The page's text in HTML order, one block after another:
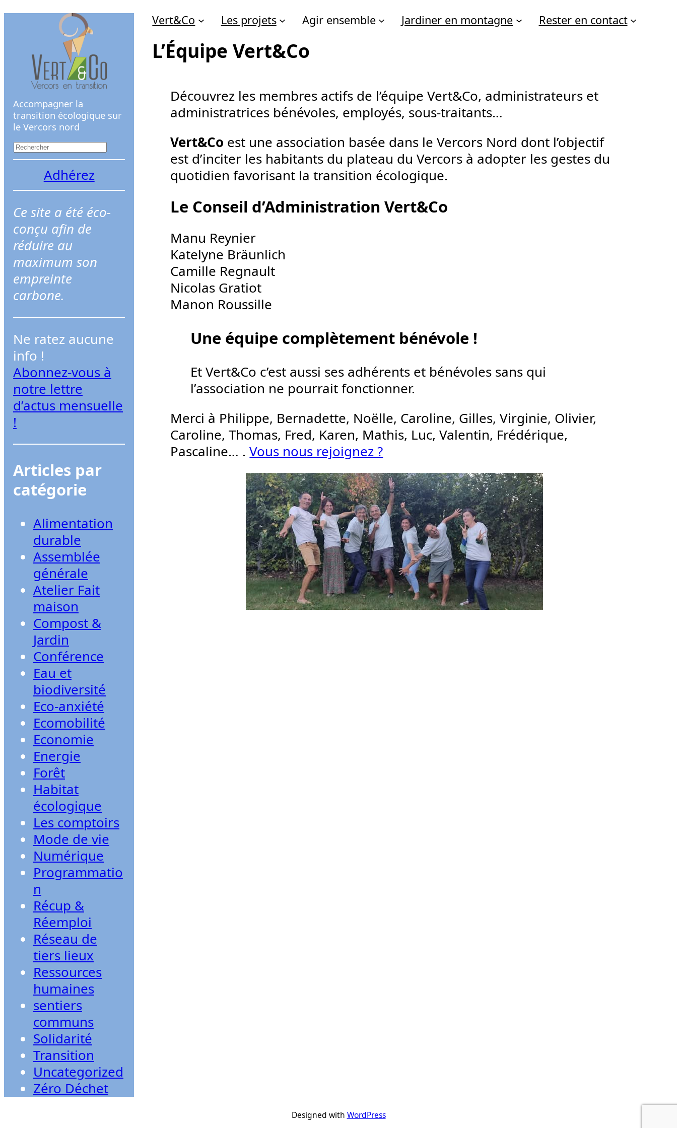
Aller
Accompagner la
transition écologique sur
le Vercors nord
R
e
e
r
c
h
e
r
Adhérez
Ce site a été éco-
conçu afin de
réduire au
maximum son
empreinte
carbone.
Ne ratez aucune
info !
Abonnez-vous à
notre lettre
d’actus mensuelle
!
Articles par
catégorie
Alimentation
durable
Assemblée
générale
Atelier Fait
maison
Compost &
Jardin
Conférence
Eau et
biodiversité
Eco-anxiété
Ecomobilité
Economie
Energie
Forêt
Habitat
écologique
Les comptoirs
Mode de vie
Numérique
Programmatio
n
Récup &
Réemploi
Réseau de
tiers lieux
Ressources
humaines
sentiers
communs
Solidarité
Transition
Uncategorized
Zéro Déchet
Vert&Co Les projets Agir ensemble Jardiner en montagne Rester en contact
L’Équipe Vert&Co
Découvrez les membres actifs de l’équipe Vert&Co, administrateurs et
administratrices bénévoles, employés, sous-traitants…
Vert&Co est une association basée dans le Vercors Nord dont l’objectif
est d’inciter les habitants du plateau du Vercors à adopter les gestes du
quotidien favorisant la transition écologique.
Le Conseil d’Administration Vert&Co
Manu Reynier
Katelyne Bräunlich
Camille Regnault
Nicolas Gratiot
Manon Roussille
Une équipe complètement bénévole !
Et Vert&Co c’est aussi ses adhérents et bénévoles sans qui
l’association ne pourrait fonctionner.
Merci à Philippe, Bernadette, Noëlle, Caroline, Gilles, Virginie, Olivier,
Caroline, Thomas, Fred, Karen, Mathis, Luc, Valentin, Frédérique,
Pascaline… .Vous nous rejoignez ?
Designed with WordPress